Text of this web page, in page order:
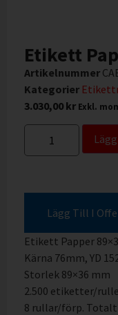
Etikett
Artikelnummer
Kategorier
3.030,00 kr Exkl.
Lägg Till I
Etikett Papper
Kärna 76mm, YD
Storlek 89×36 mm
2.500 etiketter/rulle
8 rullar/förp.